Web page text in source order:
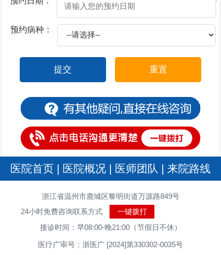
预约病种：
提交 重置
医院首页 | 医院概况 | 医师团队 | 来院路线
浙江省温州市鹿城区黎明街道万源路849号
24小时免费咨询联系方式
一键拨打
接诊时间：早08:00-晚21:00（节假日不休）
医疗广审号：浙医广 [2024]第330302-0035号